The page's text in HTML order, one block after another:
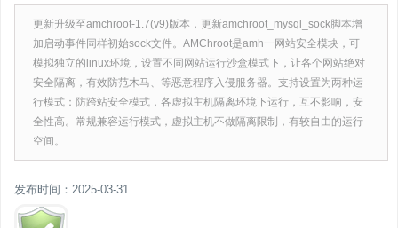
更新升级至amchroot-1.7(v9)版本，更新amchroot_mysql_sock脚本增
加启动事件同样初始sock文件。AMChroot是amh一网站安全模块，可
模拟独立的linux环境，设置不同网站运行沙盒模式下，让各个网站绝对
安全隔离，有效防范木马、等恶意程序入侵服务器。支持设置为两种运
行模式：防跨站安全模式，各虚拟主机隔离环境下运行，互不影响，安
全性高。常规兼容运行模式，虚拟主机不做隔离限制，有较自由的运行
空间。
发布时间：2025-03-31